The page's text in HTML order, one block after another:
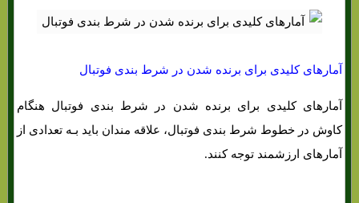
آمارهای کلیدی برای برنده شدن در شرط بندی فوتبال
آمارهای کلیدی برای برنده شدن در شرط بندی فوتبال هنگام
کاوش در خطوط شرط بندی فوتبال، علاقه مندان باید بـه تعدادی از
آمارهای ارزشمند توجه کنند.